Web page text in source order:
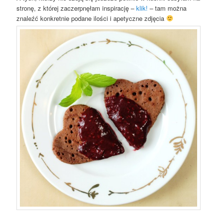
stronę, z której zaczerpnęłam inspirację –klik! – tam można
znaleźć konkretnie podane ilości i apetyczne zdjęcia